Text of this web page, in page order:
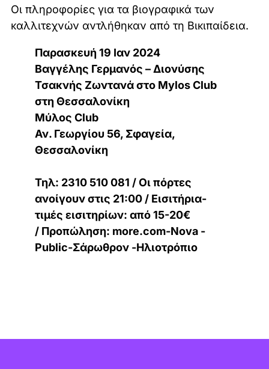
Οι πληροφορίες για τα βιογραφικά των
καλλιτεχνών αντλήθηκαν από τη Βικιπαίδεια.
Παρασκευή 19 Ιαν 2024
Βαγγέλης Γερμανός – Διονύσης
Τσακνής Ζωντανά στο Mylos Club
στη Θεσσαλονίκη
Μύλος Club
Αν. Γεωργίου 56, Σφαγεία,
Θεσσαλονίκη
Τηλ: 2310 510 081 / Οι πόρτες
ανοίγουν στις 21:00 / Εισιτήρια-
τιμές εισιτηρίων: από 15-20€
/ Προπώληση: more.com-Nova -
Public-Σάρωθρον -Ηλιοτρόπιο